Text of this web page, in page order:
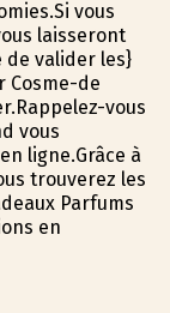
vous
laisseront
valider les}
Cosme-de
vous
vous
ligne.Grâce à
trouverez les
Parfums
en